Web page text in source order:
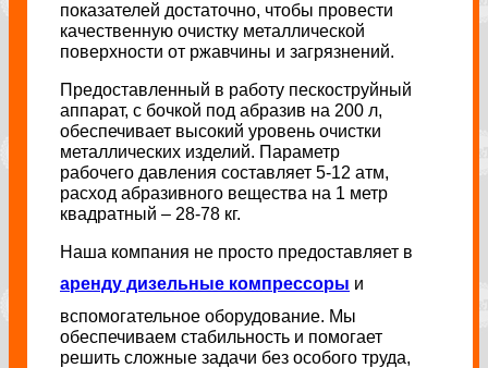
показателей достаточно, чтобы провести
качественную очистку металлической
поверхности от ржавчины и загрязнений.
Предоставленный в работу пескоструйный
аппарат, с бочкой под абразив на 200 л,
обеспечивает высокий уровень очистки
металлических изделий. Параметр
рабочего давления составляет 5-12 атм,
расход абразивного вещества на 1 метр
квадратный – 28-78 кг.
Наша компания не просто предоставляет в
аренду дизельные компрессоры и
вспомогательное оборудование. Мы
обеспечиваем стабильность и помогает
решить сложные задачи без особого труда,